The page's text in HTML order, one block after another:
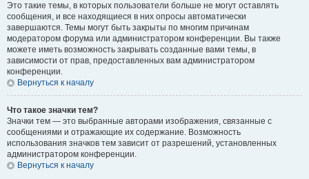
Это такие темы, в которых пользователи больше не могут оставлять
сообщения, и все находящиеся в них опросы автоматически
завершаются. Темы могут быть закрыты по многим причинам
модератором форума или администратором конференции. Вы также
можете иметь возможность закрывать созданные вами темы, в
зависимости от прав, предоставленных вам администратором
конференции.
Вернуться к началу
Что такое значки тем?
Значки тем — это выбранные авторами изображения, связанные с
сообщениями и отражающие их содержание. Возможность
использования значков тем зависит от разрешений, установленных
администратором конференции.
Вернуться к началу